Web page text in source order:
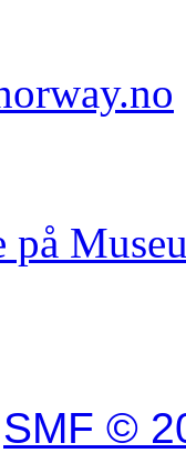
på
SMF ©